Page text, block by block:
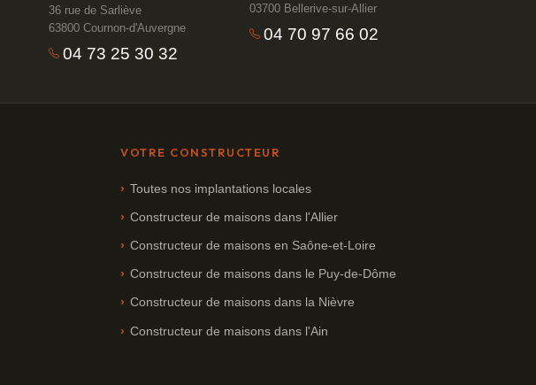
36 rue de Sarliève
63800 Cournon-d'Auvergne
04 73 25 30 32
03700 Bellerive-sur-Allier
04 70 97 66 02
VOTRE CONSTRUCTEUR
Toutes nos implantations locales
Constructeur de maisons dans l'Allier
Constructeur de maisons en Saône-et-Loire
Constructeur de maisons dans le Puy-de-Dôme
Constructeur de maisons dans la Nièvre
Constructeur de maisons dans l'Ain